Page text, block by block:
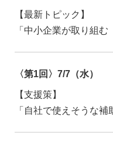
【最新トピック】
「中小企業が取り組む
〈第1回〉7/7（水）
【支援策】
「自社で使えそうな補